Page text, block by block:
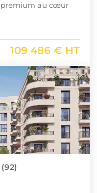
premium au cœur
109 486 € HT
(92)